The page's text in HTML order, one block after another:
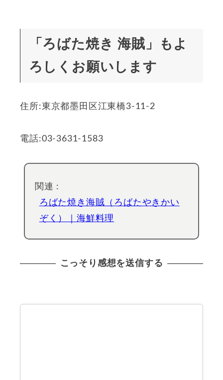
「ろばた焼き 海賊」もよ
ろしくお願いします
住所:東京都墨田区江東橋3-11-2
電話:03-3631-1583
関連 :
ろばた焼き海賊（ろばたやきかい
ぞく）｜海鮮料理
こっそり感想を送信する